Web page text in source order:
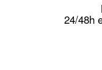
24/48h